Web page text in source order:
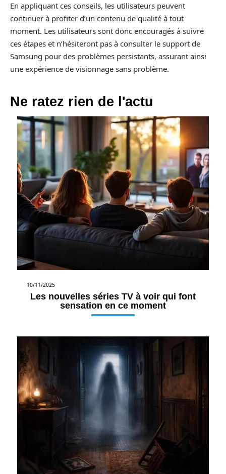
En appliquant ces conseils, les utilisateurs peuvent
continuer à profiter d’un contenu de qualité à tout
moment. Les utilisateurs sont donc encouragés à suivre
ces étapes et n’hésiteront pas à consulter le support de
Samsung pour des problèmes persistants, assurant ainsi
une expérience de visionnage sans problème.
Ne ratez rien de l'actu
10/11/2025
Les nouvelles séries TV à voir qui font
sensation en ce moment